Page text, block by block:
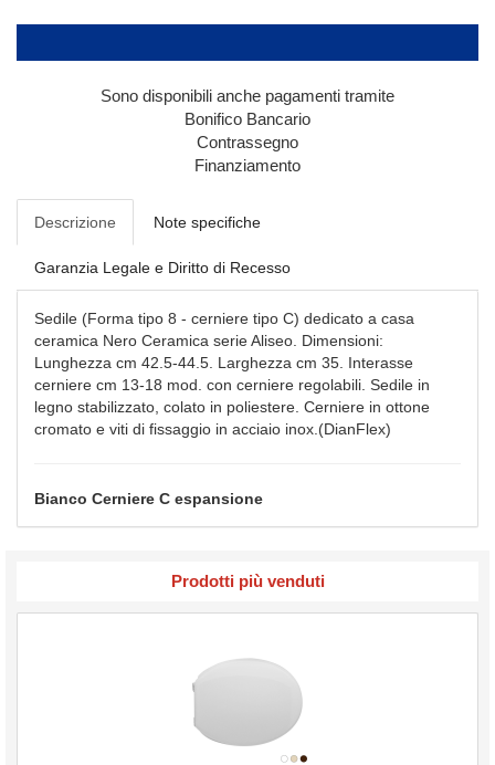
Sono disponibili anche pagamenti tramite
Bonifico Bancario
Contrassegno
Finanziamento
Descrizione Note specifiche
Garanzia Legale e Diritto di Recesso
Sedile (Forma tipo 8 - cerniere tipo C) dedicato a casa
ceramica Nero Ceramica serie Aliseo. Dimensioni:
Lunghezza cm 42.5-44.5. Larghezza cm 35. Interasse
cerniere cm 13-18 mod. con cerniere regolabili. Sedile in
legno stabilizzato, colato in poliestere. Cerniere in ottone
cromato e viti di fissaggio in acciaio inox.(DianFlex)
Bianco Cerniere C espansione
Prodotti più venduti